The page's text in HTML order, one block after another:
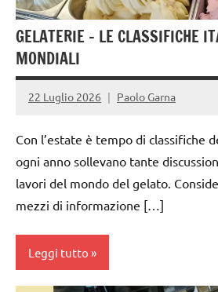
GELATERIE – LE CLASSIFICHE
MONDIALI
22 Luglio 2026 Paolo Garna
Con l’estate è tempo di classifiche
ogni anno sollevano tante
lavori del mondo del gelato.
mezzi di informazione […]
Leggi tutto